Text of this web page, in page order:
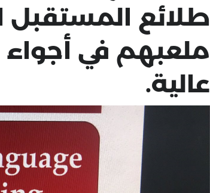
طلائع المستقبل
ملعبهم في
عالية.